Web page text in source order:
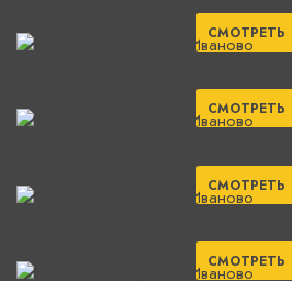
СМОТРЕТЬ
СМОТРЕТЬ
СМОТРЕТЬ
СМОТРЕТЬ